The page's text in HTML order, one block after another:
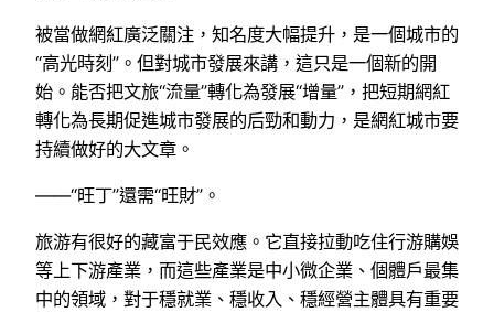
被當做網紅廣泛關注，知名度大幅提升，是一個城市的
“高光時刻”。但對城市發展來講，這只是一個新的開
始。能否把文旅“流量”轉化為發展“增量”，把短期網紅
轉化為長期促進城市發展的后勁和動力，是網紅城市要
持續做好的大文章。
——“旺丁”還需“旺財”。
旅游有很好的藏富于民效應。它直接拉動吃住行游購娛
等上下游產業，而這些產業是中小微企業、個體戶最集
中的領域，對于穩就業、穩收入、穩經營主體具有重要